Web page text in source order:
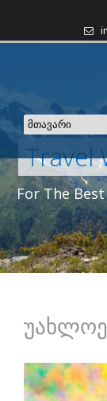
Travel
For The